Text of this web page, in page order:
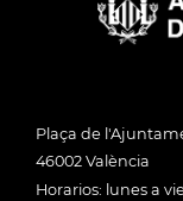
Plaça de
46002 València
Horarios: lunes a